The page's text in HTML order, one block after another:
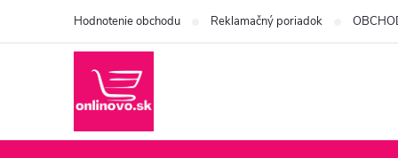
Hodnotenie obchodu Reklamačný poriadok